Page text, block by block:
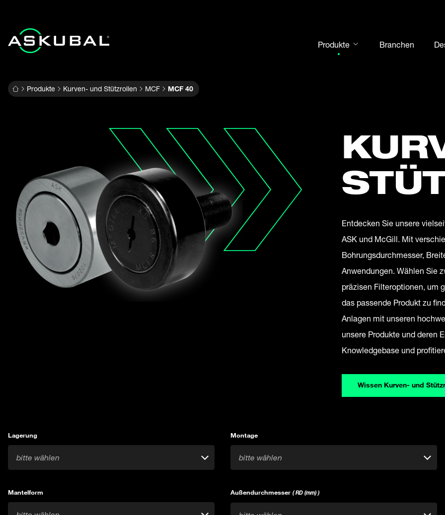
Produkte
Gehäuseeinheiten
Kurven- und Stützrollen
Welle-Nabe-Verbindungen
Gabelköpfe und Bolzen
Stahlkugeln
Branchen
Produkte Kurven- und Stützrollen MCF MCF 40
Entdecken Sie unsere
ASK und McGill. Mit
Bohrungsdurchmesser,
Anwendungen. Wählen Sie
präzisen Filteroptionen, um
das passende Produkt zu
Anlagen mit unseren
unsere Produkte und deren
Knowledgebase und
Wissen Kurven- und
Lagerung
bitte wählen
Montage
bitte wählen
Mantelform Außendurchmesser ( RD (mm) )